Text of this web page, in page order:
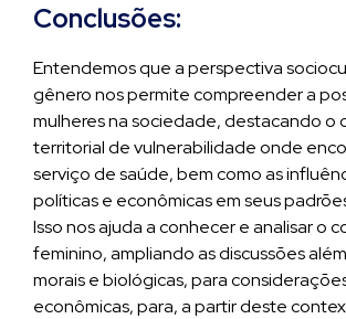
Conclusões:
Entendemos que a perspectiva
gênero nos permite compreender a
mulheres na sociedade, destacando o
territorial de vulnerabilidade onde
serviço de saúde, bem como as
políticas e econômicas em seus
Isso nos ajuda a conhecer e analisar o
feminino, ampliando as discussões
morais e biológicas, para
econômicas, para, a partir deste